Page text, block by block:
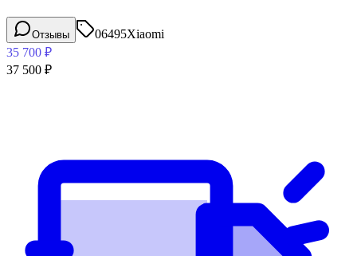
Отзывы 06495Xiaomi
35 700 ₽
37 500 ₽